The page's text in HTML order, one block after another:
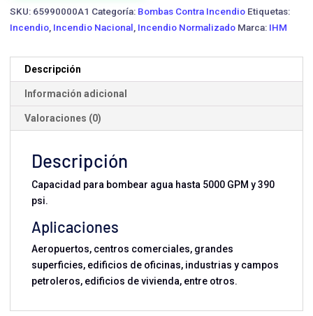
SKU: 65990000A1 Categoría: Bombas Contra Incendio Etiquetas:
Incendio Incendio Nacional Incendio Normalizado Marca: IHM
Descripción
Información adicional
Valoraciones (0)
Descripción
Capacidad para bombear agua hasta 5000 GPM y 390
psi.
Aplicaciones
Aeropuertos, centros comerciales, grandes
superficies, edificios de oficinas, industrias y campos
petroleros, edificios de vivienda, entre otros.